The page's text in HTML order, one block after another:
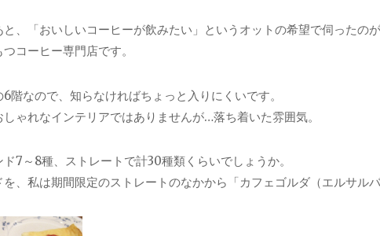
、「おいしいコーヒーが飲みたい」というオットの希望で伺ったの
コーヒー専門店です。
階なので、知らなければちょっと入りにくいです。
ゃれなインテリアではありませんが…落ち着いた雰囲気。
7～8種、ストレートで計30種類くらいでしょうか。
、私は期間限定のストレートのなかから「カフェゴルダ（エルサルバ